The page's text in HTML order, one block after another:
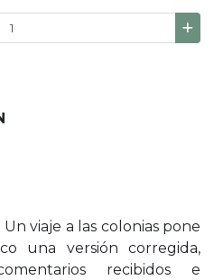
viaje a las colonias pone
una versión corregida,
recibidos e